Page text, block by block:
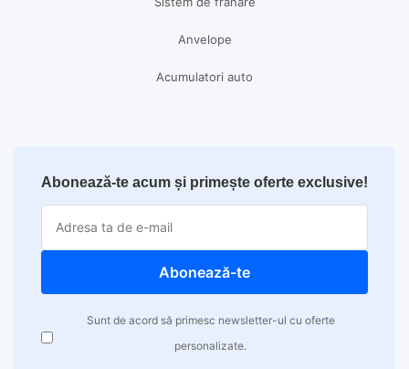
Anvelope
Acumulatori auto
Abonează-te acum și primește oferte exclusive!
Abonează-te
Sunt de acord să primesc newsletter-ul cu oferte
personalizate.